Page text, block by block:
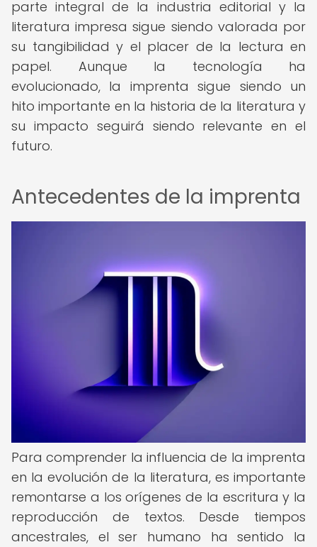
parte integral de la industria editorial y la
literatura impresa sigue siendo valorada por
su tangibilidad y el placer de la lectura en
papel. Aunque la tecnología ha
evolucionado, la imprenta sigue siendo un
hito importante en la historia de la literatura y
su impacto seguirá siendo relevante en el
futuro.
Antecedentes de la imprenta
Para comprender la influencia de la imprenta
en la evolución de la literatura, es importante
remontarse a los orígenes de la escritura y la
reproducción de textos. Desde tiempos
ancestrales, el ser humano ha sentido la